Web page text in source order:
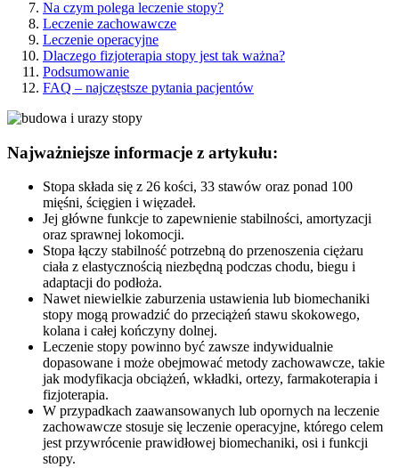
Na czym polega leczenie stopy?
Leczenie zachowawcze
Leczenie operacyjne
Dlaczego fizjoterapia stopy jest tak ważna?
Podsumowanie
FAQ – najczęstsze pytania pacjentów
Najważniejsze informacje z artykułu:
Stopa składa się z 26 kości, 33 stawów oraz ponad 100
mięśni, ścięgien i więzadeł.
Jej główne funkcje to zapewnienie stabilności, amortyzacji
oraz sprawnej lokomocji.
Stopa łączy stabilność potrzebną do przenoszenia ciężaru
ciała z elastycznością niezbędną podczas chodu, biegu i
adaptacji do podłoża.
Nawet niewielkie zaburzenia ustawienia lub biomechaniki
stopy mogą prowadzić do przeciążeń stawu skokowego,
kolana i całej kończyny dolnej.
Leczenie stopy powinno być zawsze indywidualnie
dopasowane i może obejmować metody zachowawcze, takie
jak modyfikacja obciążeń, wkładki, ortezy, farmakoterapia i
fizjoterapia.
W przypadkach zaawansowanych lub opornych na leczenie
zachowawcze stosuje się leczenie operacyjne, którego celem
jest przywrócenie prawidłowej biomechaniki, osi i funkcji
stopy.